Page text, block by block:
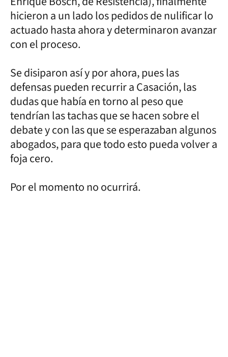
hicieron a un lado los pedidos de nulificar lo
actuado hasta ahora y determinaron avanzar
con el proceso.
Se disiparon así y por ahora, pues las
defensas pueden recurrir a Casación, las
dudas que había en torno al peso que
tendrían las tachas que se hacen sobre el
debate y con las que se esperazaban algunos
abogados, para que todo esto pueda volver a
foja cero.
Por el momento no ocurrirá.